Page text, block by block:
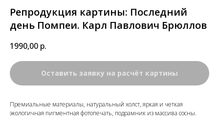
Репродукция картины: Последний
день Помпеи. Карл Павлович Брюллов
1990,00 р.
Оставить заявку на расчёт картины
Премиальные материалы, натуральный холст, яркая и четкая
экологичная пигментная фотопечать, подрамник из массива сосны.